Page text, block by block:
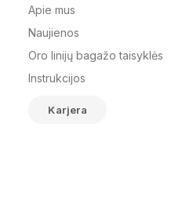
Apie mus
Naujienos
Oro linijų bagažo taisyklės
Instrukcijos
Karjera